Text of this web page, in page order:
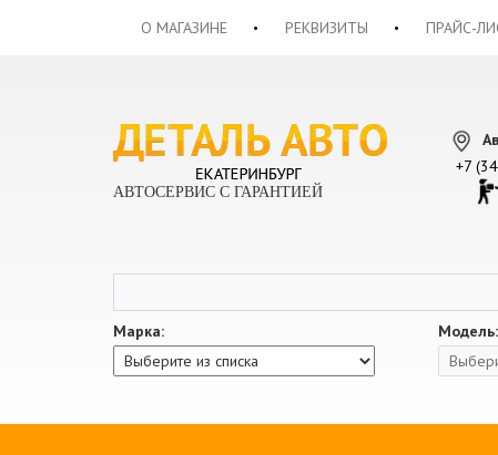
О МАГАЗИНЕ РЕКВИЗИТЫ ПРАЙС-
АВТОСЕРВИС С ГАРАНТИЕЙ
+7
Марка: Модель: